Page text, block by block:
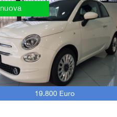
19.800 Euro
nuova